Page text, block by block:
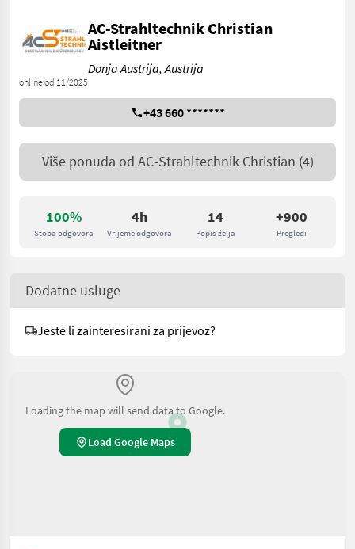
100%
Stopa odgovora
4h
Vrijeme odgovora
14
Popis želja
+900
Pregledi
online od 11/2025
AC-Strahltechnik Christian
Aistleitner
Donja Austrija, Austrija
+43 660 *******
Više ponuda od AC-Strahltechnik Christian (4)
Dodatne usluge
Jeste li zainteresirani za prijevoz?
Loading the map will send data to Google.
Load Google Maps